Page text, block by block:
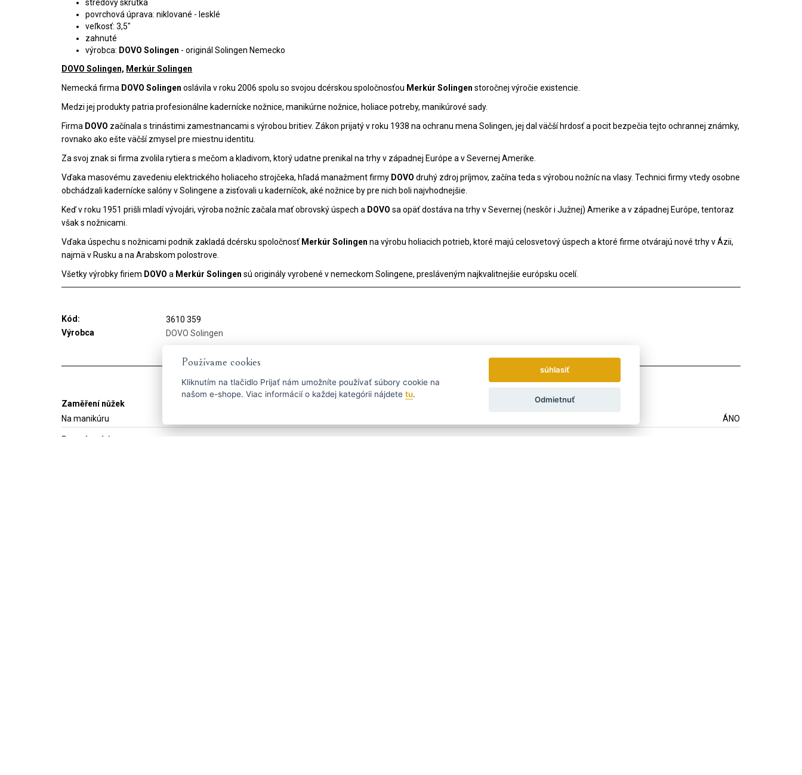
stredový skrutka
povrchová úprava: niklované - lesklé
veľkosť: 3,5"
zahnuté
výrobca: DOVO Solingen - originál Solingen Nemecko
DOVO Solingen, Merkúr Solingen
Nemecká firma DOVO Solingen oslávila v roku 2006 spolu so svojou dcérskou spoločnosťou Merkúr Solingen storočnej výročie existencie.
Medzi jej produkty patria profesionálne kadernícke nožnice, manikúrne nožnice, holiace potreby, manikúrové sady.
Firma DOVO začínala s trinástimi zamestnancami s výrobou britiev. Zákon prijatý v roku 1938 na ochranu mena Solingen, jej dal väčší hrdosť a pocit bezpečia tejto ochrannej známky,
rovnako ako ešte väčší zmysel pre miestnu identitu.
Za svoj znak si firma zvolila rytiera s mečom a kladivom, ktorý udatne prenikal na trhy v západnej Európe a v Severnej Amerike.
Vďaka masovému zavedeniu elektrického holiaceho strojčeka, hľadá manažment firmy DOVO druhý zdroj príjmov, začína teda s výrobou nožníc na vlasy. Technici firmy vtedy osobne
obchádzali kadernícke salóny v Solingene a zisťovali u kaderníčok, aké nožnice by pre nich boli najvhodnejšie.
Keď v roku 1951 prišli mladí vývojári, výroba nožníc začala mať obrovský úspech a DOVO sa opäť dostáva na trhy v Severnej (neskôr i Južnej) Amerike a v západnej Európe, tentoraz
však s nožnicami.
Vďaka úspechu s nožnicami podnik zakladá dcérsku spoločnosť Merkúr Solingen na výrobu holiacich potrieb, ktoré majú celosvetový úspech a ktoré firme otvárajú nové trhy v Ázii,
najmä v Rusku a na Arabskom polostrove.
Všetky výrobky firiem DOVO a Merkúr Solingen sú originály vyrobené v nemeckom Solingene, presláveným najkvalitnejšie európsku ocelí.
Kód:
3610 359
Výrobca
DOVO Solingen
Zaměření nůžek
Na manikúru
ÁNO
Povrchová úprava
Používame cookies
Kliknutím na tlačidlo Prijať nám umožníte používať súbory cookie na
našom e-shope. Viac informácií o každej kategórii nájdete tu.
súhlasiť
Odmietnuť